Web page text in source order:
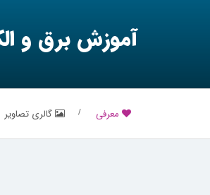
آموزش برق و
معرفی گالری تصاویر